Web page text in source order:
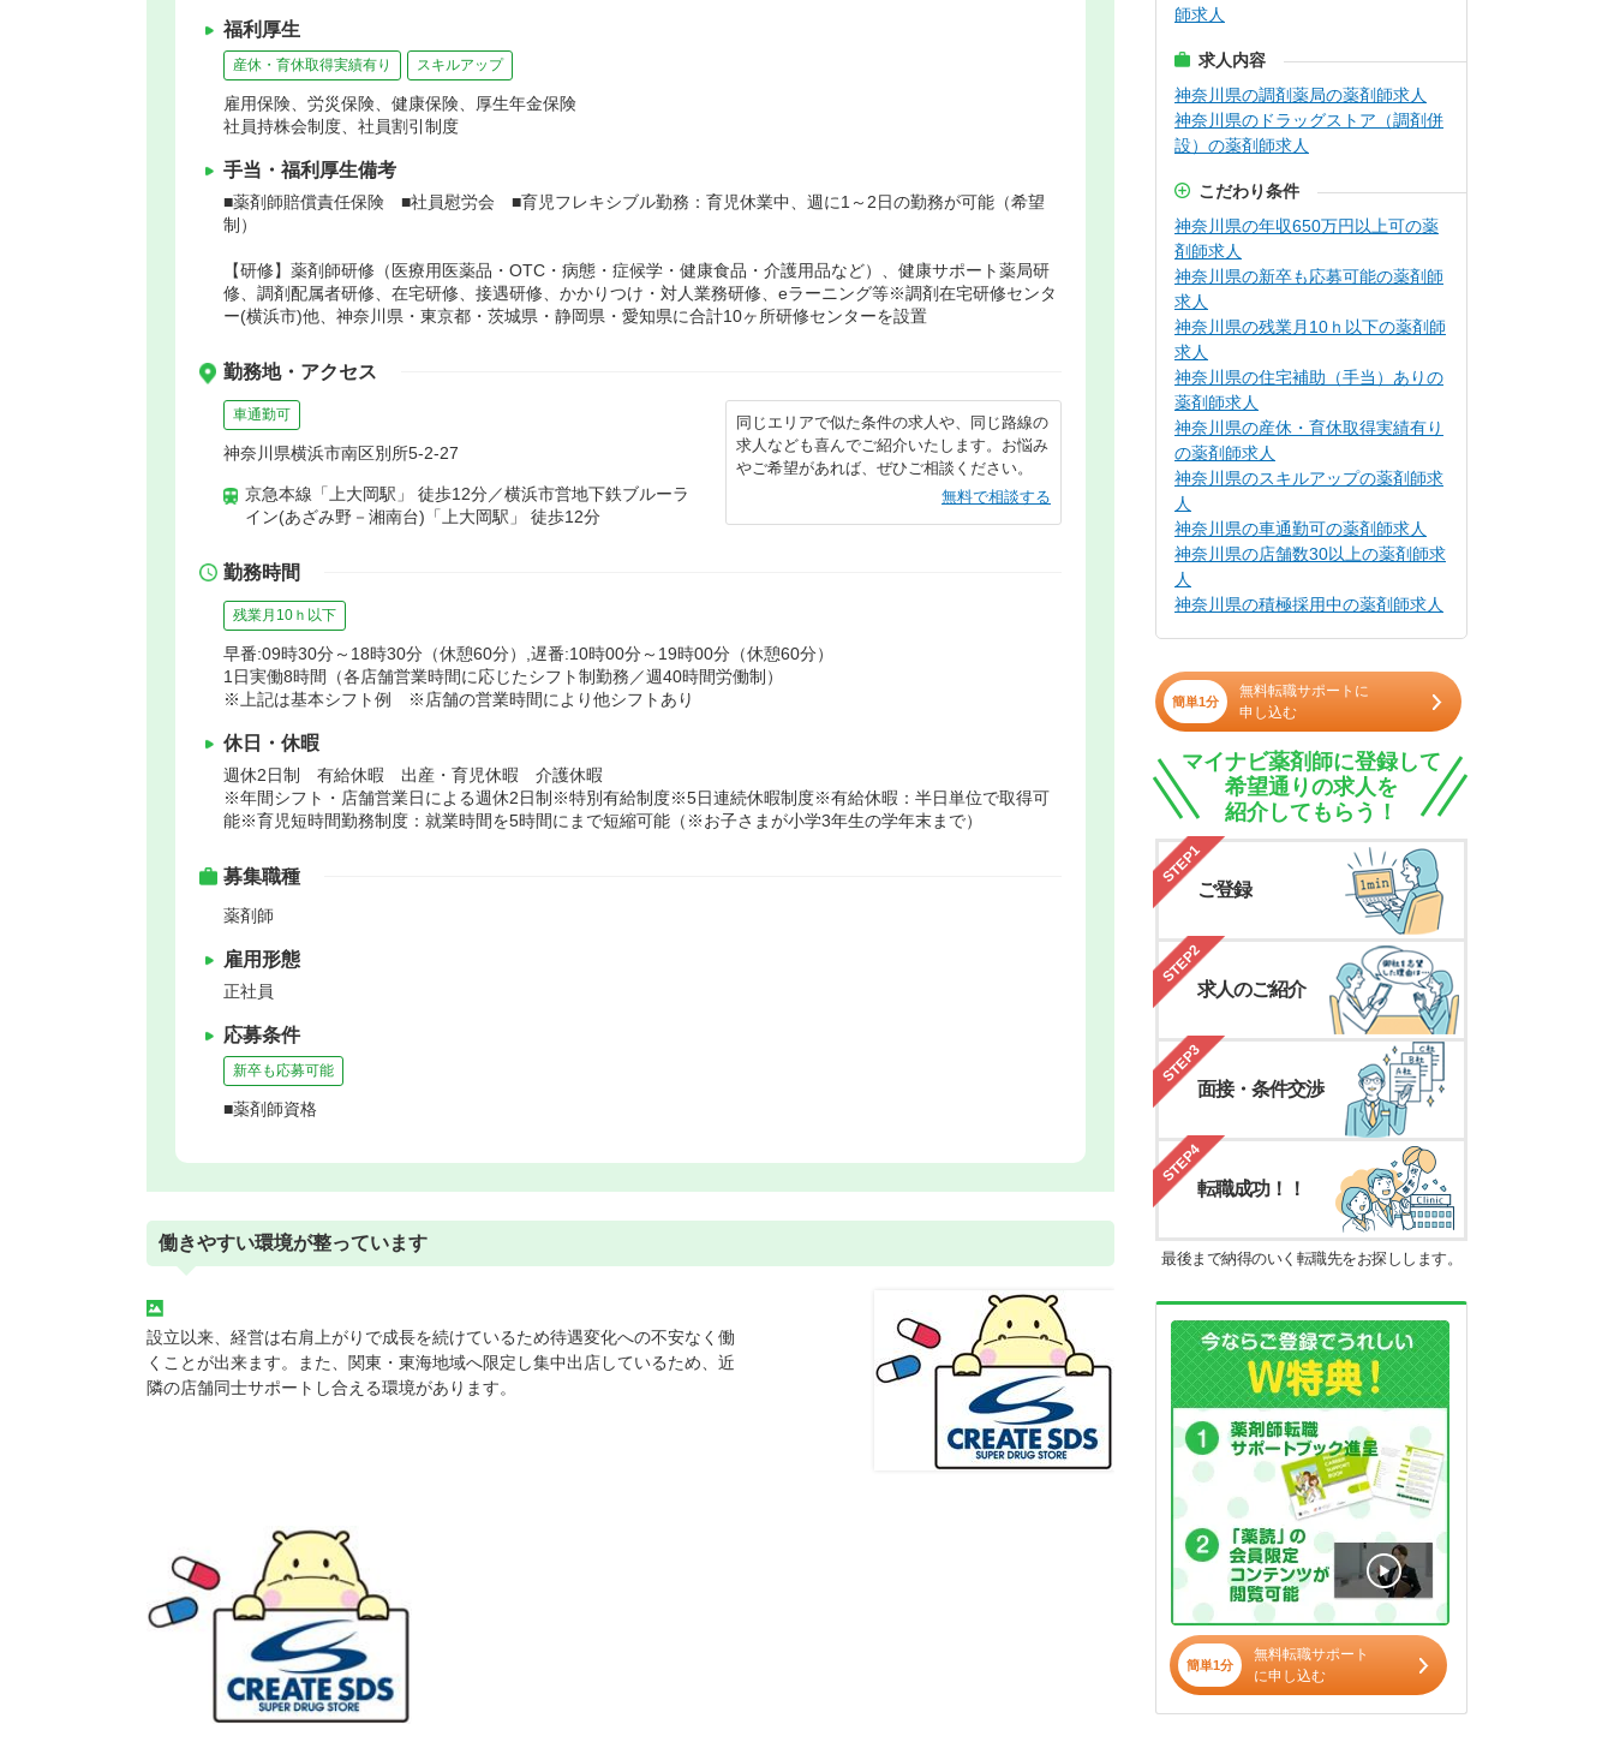
福利厚生
産休・育休取得実績有り スキルアップ
雇用保険、労災保険、健康保険、厚生年金保険
社員持株会制度、社員割引制度
手当・福利厚生備考
■薬剤師賠償責任保険 ■社員慰労会 ■育児フレキシブル勤務：育児休業中、週に1～2日の勤務が可能（希望
制）
【研修】薬剤師研修（医療用医薬品・OTC・病態・症候学・健康食品・介護用品など）、健康サポート薬局研
修、調剤配属者研修、在宅研修、接遇研修、かかりつけ・対人業務研修、eラーニング等※調剤在宅研修センタ
ー(横浜市)他、神奈川県・東京都・茨城県・静岡県・愛知県に合計10ヶ所研修センターを設置
勤務地・アクセス
車通勤可
神奈川県横浜市南区別所5-2-27
京急本線「上大岡駅」 徒歩12分／横浜市営地下鉄ブルーラ
イン(あざみ野－湘南台)「上大岡駅」 徒歩12分
同じエリアで似た条件の求人や、同じ路線の
求人なども喜んでご紹介いたします。お悩み
やご希望があれば、ぜひご相談ください。
無料で相談する
勤務時間
残業月10ｈ以下
早番:09時30分～18時30分（休憩60分）,遅番:10時00分～19時00分（休憩60分）
1日実働8時間（各店舗営業時間に応じたシフト制勤務／週40時間労働制）
※上記は基本シフト例 ※店舗の営業時間により他シフトあり
休日・休暇
週休2日制 有給休暇 出産・育児休暇 介護休暇
※年間シフト・店舗営業日による週休2日制※特別有給制度※5日連続休暇制度※有給休暇：半日単位で取得可
能※育児短時間勤務制度：就業時間を5時間にまで短縮可能（※お子さまが小学3年生の学年末まで）
募集職種
薬剤師
雇用形態
正社員
応募条件
新卒も応募可能
■薬剤師資格
働きやすい環境が整っています
設立以来、経営は右肩上がりで成長を続けているため待遇変化への不安なく働
くことが出来ます。また、関東・東海地域へ限定し集中出店しているため、近
隣の店舗同士サポートし合える環境があります。
師求人
求人内容
神奈川県の調剤薬局の薬剤師求人
神奈川県のドラッグストア（調剤併
設）の薬剤師求人
こだわり条件
神奈川県の年収650万円以上可の薬
剤師求人
神奈川県の新卒も応募可能の薬剤師
求人
神奈川県の残業月10ｈ以下の薬剤師
求人
神奈川県の住宅補助（手当）ありの
薬剤師求人
神奈川県の産休・育休取得実績有り
の薬剤師求人
神奈川県のスキルアップの薬剤師求
人
神奈川県の車通勤可の薬剤師求人
神奈川県の店舗数30以上の薬剤師求
人
神奈川県の積極採用中の薬剤師求人
簡単1分
無料転職サポートに
申し込む
マイナビ薬剤師に登録して
希望通りの求人を
紹介してもらう！
STEP1
ご登録
STEP2
求人のご紹介
STEP3
面接・条件交渉
STEP4
転職成功！！
最後まで納得のいく転職先をお探しします。
簡単1分
無料転職サポート
に申し込む